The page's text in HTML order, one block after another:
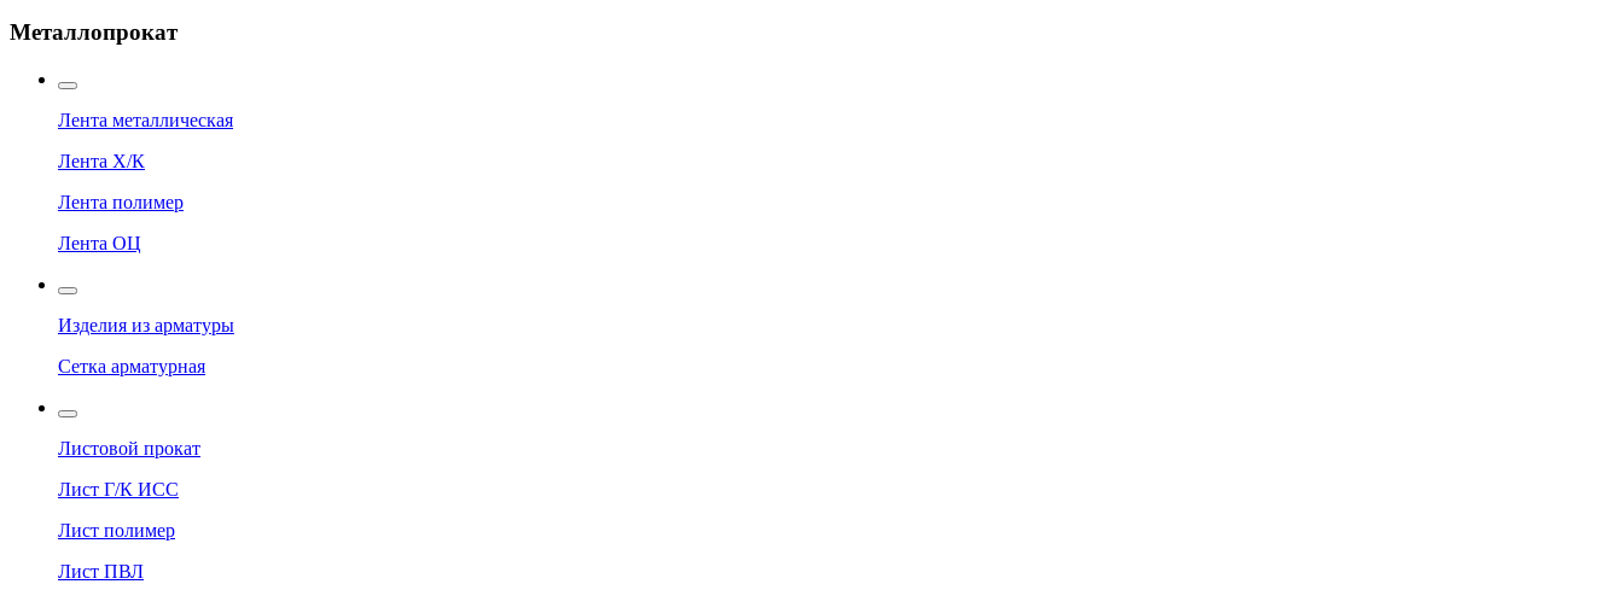
Металлопрокат
Лента металлическая
Лента Х/К
Лента полимер
Лента ОЦ
Изделия из арматуры
Сетка арматурная
Листовой прокат
Лист Г/К ИСС
Лист полимер
Лист ПВЛ